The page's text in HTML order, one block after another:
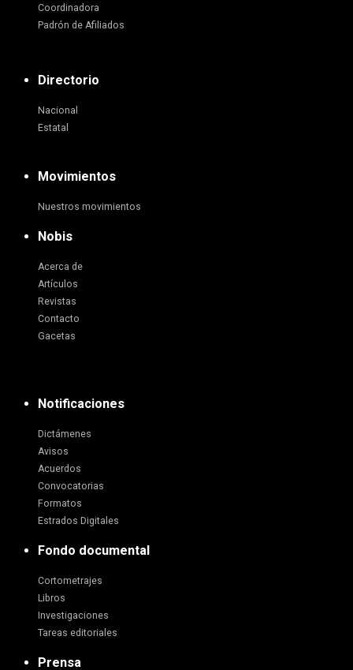
Coordinadora
Padrón de Afiliados
Directorio
Nacional
Estatal
Movimientos
Nuestros movimientos
Nobis
Acerca de
Artículos
Revistas
Contacto
Gacetas
Notificaciones
Dictámenes
Avisos
Acuerdos
Convocatorias
Formatos
Estrados Digitales
Fondo documental
Cortometrajes
Libros
Investigaciones
Tareas editoriales
Prensa